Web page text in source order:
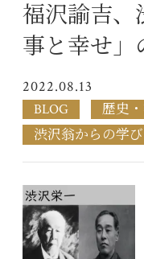
福沢諭吉、
事と幸せ」
2022.08.13
BLOG
歴史
渋沢翁からの学び